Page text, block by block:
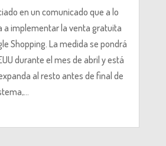
en un comunicado que a lo
a implementar la venta gratuita
Shopping. La medida se pondrá
durante el mes de abril y está
al resto antes de final de